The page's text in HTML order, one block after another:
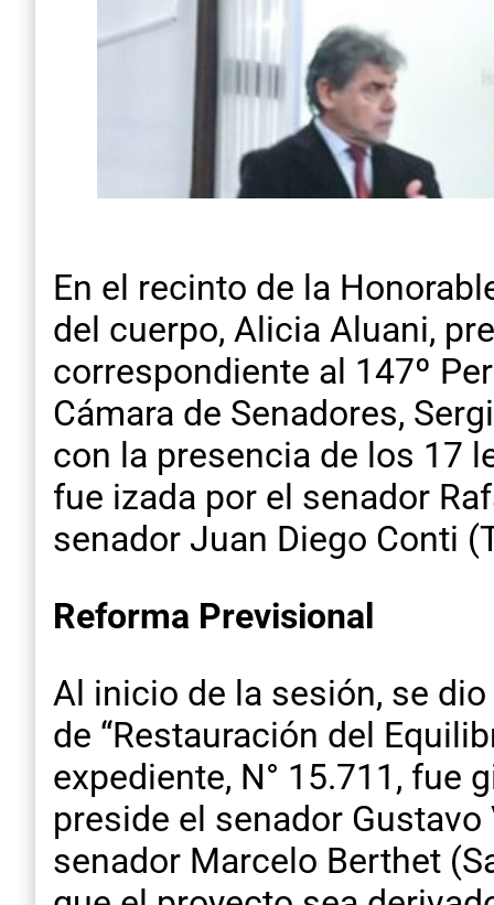
En el recinto de la
del cuerpo, Alicia Aluani,
correspondiente al 147º
Cámara de Senadores,
con la presencia de los 17
fue izada por el senador
senador Juan Diego Conti
Reforma Previsional
Al inicio de la sesión, se
de “Restauración del
expediente, N° 15.711, fue
preside el senador
senador Marcelo Berthet